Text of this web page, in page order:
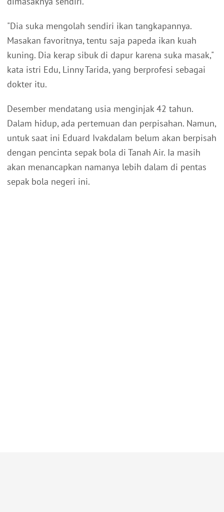
"Dia suka mengolah sendiri ikan tangkapannya.
Masakan favoritnya, tentu saja papeda ikan kuah
kuning. Dia kerap sibuk di dapur karena suka masak,"
kata istri Edu, Linny Tarida, yang berprofesi sebagai
dokter itu.
Desember mendatang usia menginjak 42 tahun.
Dalam hidup, ada pertemuan dan perpisahan. Namun,
untuk saat ini Eduard Ivakdalam belum akan berpisah
dengan pencinta sepak bola di Tanah Air. Ia masih
akan menancapkan namanya lebih dalam di pentas
sepak bola negeri ini.